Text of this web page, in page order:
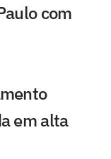
com
em alta